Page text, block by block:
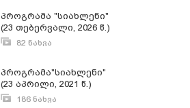
პროგრამა "სიახლენი"
(23 თებერვალი, 2026 წ.)
82 ნახვა
პროგრამა"სიახლენი"
(23 აპრილი, 2021 წ.)
186 ნახვა